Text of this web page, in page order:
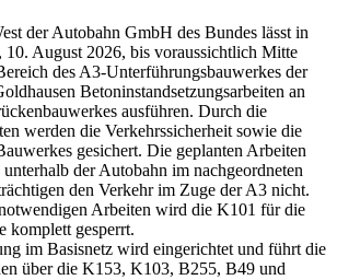
der Autobahn GmbH des Bundes lässt in
August 2026, bis voraussichtlich Mitte
des A3-Unterführungsbauwerkes der
Betoninstandsetzungsarbeiten an
ausführen. Durch die
werden die Verkehrssicherheit sowie die
gesichert. Die geplanten Arbeiten
der Autobahn im nachgeordneten
den Verkehr im Zuge der A3 nicht.
Arbeiten wird die K101 für die
komplett gesperrt.
im Basisnetz wird eingerichtet und führt die
über die K153, K103, B255, B49 und